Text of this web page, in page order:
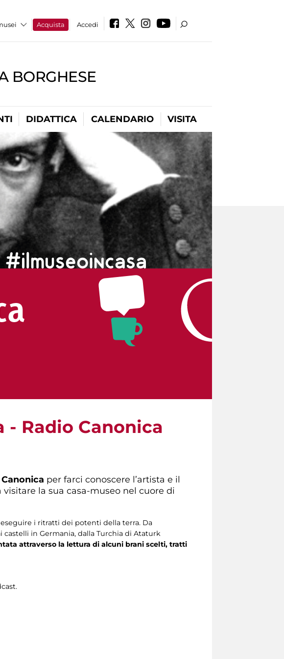
Acquista Accedi
BORGHESE
DIDATTICA CALENDARIO VISITA
Radio Canonica
per farci conoscere l’artista e il
la sua casa-museo nel cuore di
i ritratti dei potenti della terra. Da
in Germania, dalla Turchia di Ataturk
attraverso la lettura di alcuni brani scelti, tratti